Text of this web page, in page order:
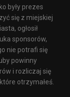
były prezes
się z miejskiej
ogłosił
sponsorów,
nie potrafi się
powinny
i rozliczaj się
otrzymałeś.